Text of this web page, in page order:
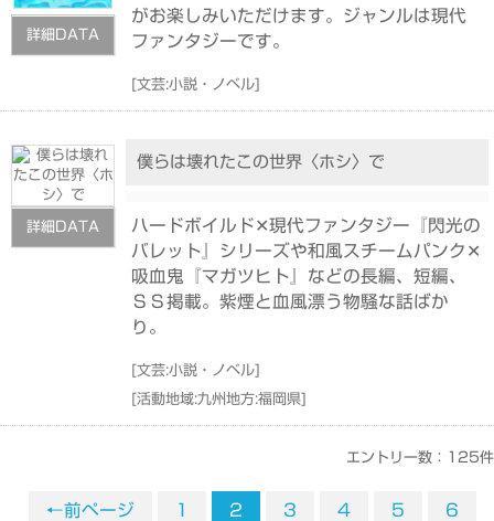
詳細DATA
がお楽しみいただけます。ジャンルは現代
ファンタジーです。
[文芸:小説・ノベル]
詳細DATA
僕らは壊れたこの世界〈ホシ〉で
ハードボイルド✕現代ファンタジー『閃光の
バレット』シリーズや和風スチームパンク✕
吸血鬼『マガツヒト』などの長編、短編、
ＳＳ掲載。紫煙と血風漂う物騒な話ばか
り。
[文芸:小説・ノベル]
[活動地域:九州地方:福岡県]
エントリー数：125件
←前ページ 1 2 3 4 5 6